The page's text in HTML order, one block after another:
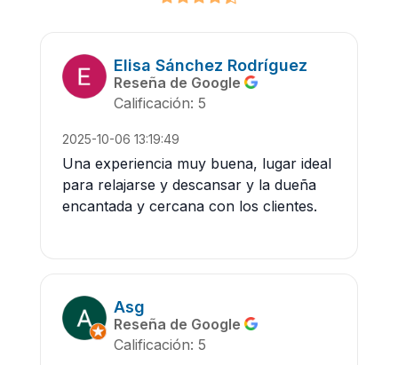
Elisa Sánchez Rodríguez
Reseña de Google
Calificación: 5
2025-10-06 13:19:49
Una experiencia muy buena, lugar ideal
para relajarse y descansar y la dueña
encantada y cercana con los clientes.
Asg
Reseña de Google
Calificación: 5